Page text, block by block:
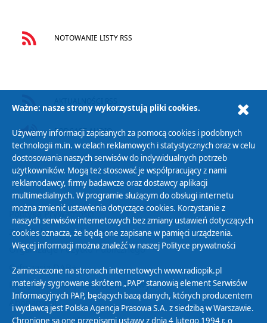
NOTOWANIE LISTY RSS
PODCAST AUDIO
Polityka Prywatności
Zasady korzystania z Serwisu
Organizacje Pożytku Publicznego
Cyfryzacja DAB+
Polityka ochrony danych osobowych
Abonament
Zamówienia publiczne
Ważne: nasze strony wykorzystują pliki cookies.
Używamy informacji zapisanych za pomocą cookies i podobnych
technologii m.in. w celach reklamowych i statystycznych oraz w celu
dostosowania naszych serwisów do indywidualnych potrzeb
użytkowników. Mogą też stosować je współpracujący z nami
reklamodawcy, firmy badawcze oraz dostawcy aplikacji
multimedialnych. W programie służącym do obsługi internetu
można zmienić ustawienia dotyczące cookies. Korzystanie z
naszych serwisów internetowych bez zmiany ustawień dotyczących
cookies oznacza, że będą one zapisane w pamięci urządzenia.
Więcej informacji można znaleźć w naszej Polityce prywatności
Zamieszczone na stronach internetowych www.radiopik.pl
materiały sygnowane skrótem „PAP” stanowią element Serwisów
Informacyjnych PAP, będących bazą danych, których producentem
i wydawcą jest Polska Agencja Prasowa S.A. z siedzibą w Warszawie.
Chronione są one przepisami ustawy z dnia 4 lutego 1994 r. o